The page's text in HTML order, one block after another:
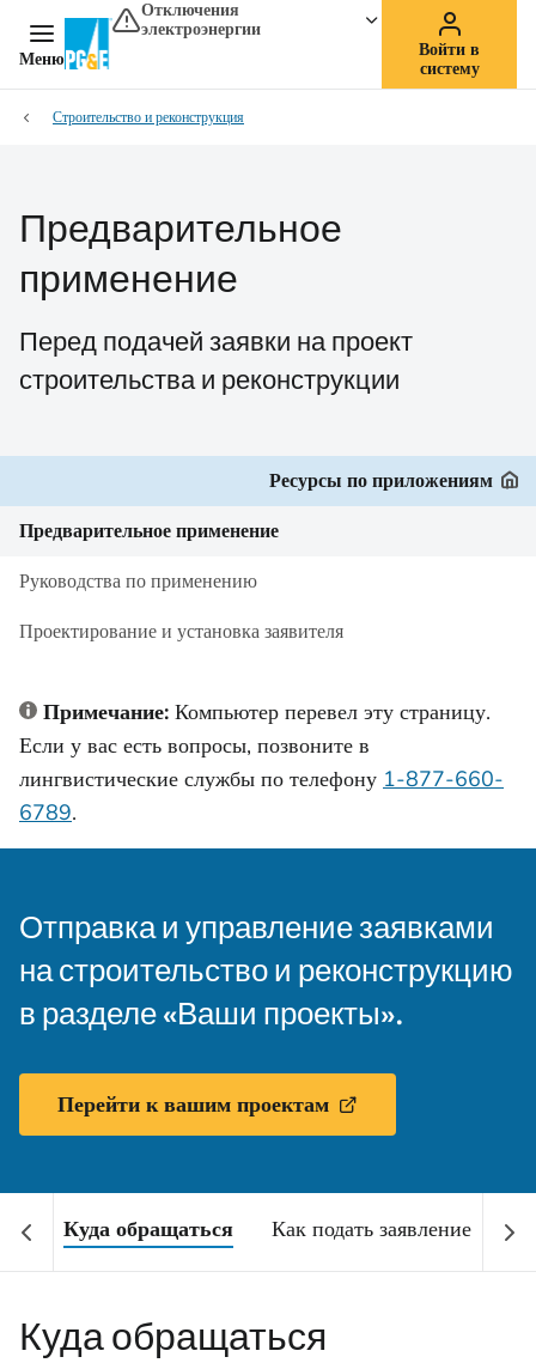
Меню
Отключения
электроэнергии
Войти в
систему
Строительство и реконструкция
Предварительное
применение
Перед подачей заявки на проект
строительства и реконструкции
Ресурсы по приложениям
Предварительное применение
Руководства по применению
Проектирование и установка заявителя
Примечание: Компьютер перевел эту страницу.
Если у вас есть вопросы, позвоните в
лингвистические службы по телефону 1-877-660-
6789.
Отправка и управление заявками
на строительство и реконструкцию
в разделе «Ваши проекты».
Перейти к вашим проектам
Куда обращаться Как подать заявление
Куда обращаться